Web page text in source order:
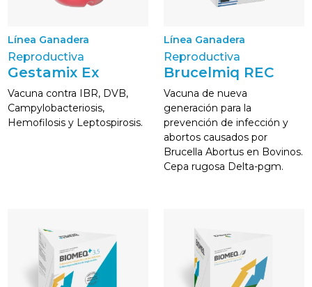
Línea Ganadera
Reproductiva
Gestamix Ex
Vacuna contra IBR, DVB,
Campylobacteriosis,
Hemofilosis y Leptospirosis.
Línea Ganadera
Reproductiva
Brucelmiq REC
Vacuna de nueva
generación para la
prevención de infección y
abortos causados por
Brucella Abortus en Bovinos.
Cepa rugosa Delta-pgm.